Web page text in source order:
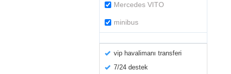
Mercedes VITO
minibus
vip havalimanı transferi
7/24 destek